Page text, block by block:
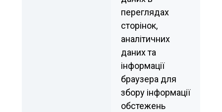
переглядах
сторінок,
аналітичних
даних та
інформації
браузера для
збору інформації
обстежень